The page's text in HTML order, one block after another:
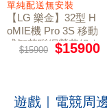
禮
單純配送無安裝
【LG 樂金】32型 H
oMIE機 Pro 3S 移動
式智慧聯網螢幕組｜
單純配送
$15900 $15900
遊戲｜電競周